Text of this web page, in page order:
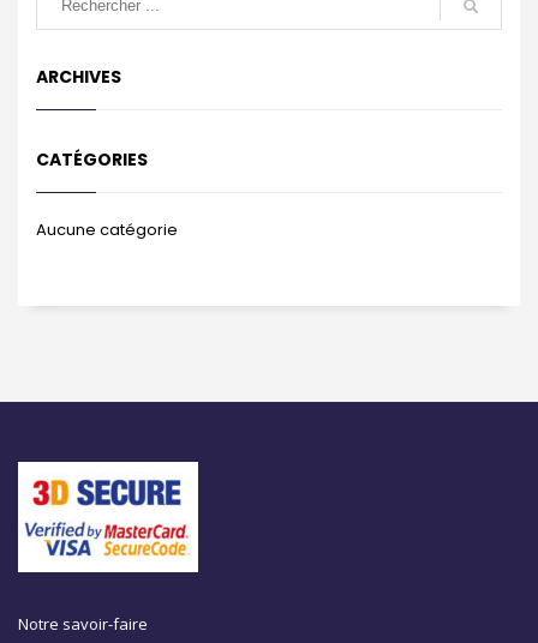
ARCHIVES
CATÉGORIES
Aucune catégorie
Notre savoir-faire